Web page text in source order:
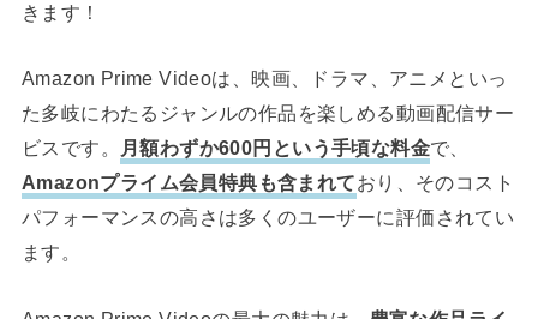
きます！
Amazon Prime Videoは、映画、ドラマ、アニメといっ
た多岐にわたるジャンルの作品を楽しめる動画配信サー
ビスです。
月額わずか600円という手頃な料金で、
Amazonプライム会員特典も含まれており、そのコスト
パフォーマンスの高さは多くのユーザーに評価されてい
ます。